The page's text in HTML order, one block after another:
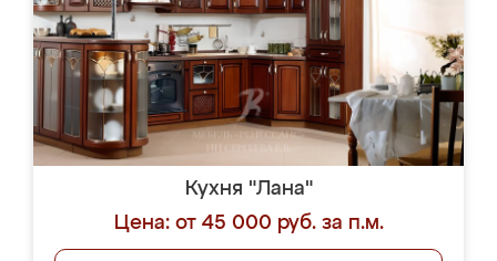
Кухня "Лана"
Цена: от 45 000 руб. за п.м.